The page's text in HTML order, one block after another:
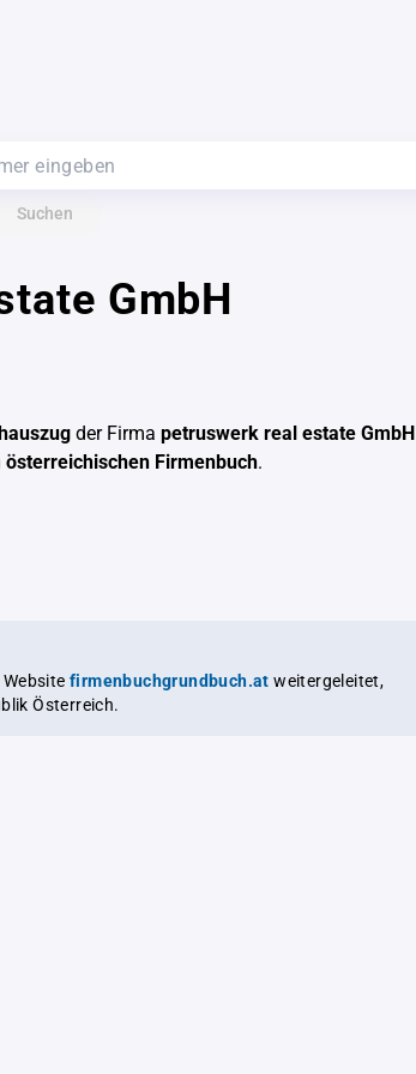
Suchen
GmbH
der Firma petruswerk real estate GmbH
österreichischen Firmenbuch.
firmenbuchgrundbuch.at weitergeleitet,
Österreich.